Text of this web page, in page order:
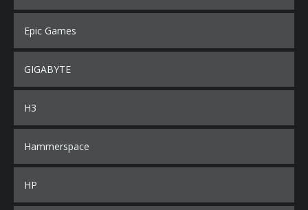
Epic Games
GIGABYTE
H3
Hammerspace
HP